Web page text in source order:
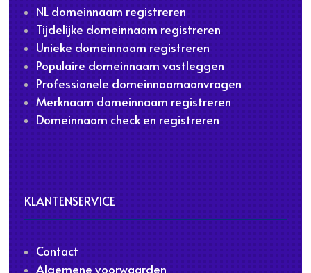
NL domeinnaam registreren
Tijdelijke domeinnaam registreren
Unieke domeinnaam registreren
Populaire domeinnaam vastleggen
Professionele domeinnaamaanvragen
Merknaam domeinnaam registreren
Domeinnaam check en registreren
KLANTENSERVICE
Contact
Algemene voorwaarden